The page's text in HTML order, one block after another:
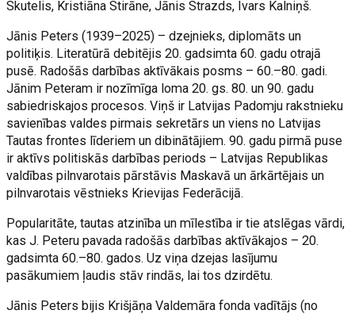
Skutelis, Kristiāna Stirāne, Jānis Strazds, Ivars Kalniņš.
Jānis Peters (1939–2025) – dzejnieks, diplomāts un
politiķis. Literatūrā debitējis 20. gadsimta 60. gadu otrajā
pusē. Radošās darbības aktīvākais posms – 60.–80. gadi.
Jānim Peteram ir nozīmīga loma 20. gs. 80. un 90. gadu
sabiedriskajos procesos. Viņš ir Latvijas Padomju rakstnieku
savienības valdes pirmais sekretārs un viens no Latvijas
Tautas frontes līderiem un dibinātājiem. 90. gadu pirmā puse
ir aktīvs politiskās darbības periods – Latvijas Republikas
valdības pilnvarotais pārstāvis Maskavā un ārkārtējais un
pilnvarotais vēstnieks Krievijas Federācijā.
Popularitāte, tautas atzinība un mīlestība ir tie atslēgas vārdi,
kas J. Peteru pavada radošās darbības aktīvākajos – 20.
gadsimta 60.–80. gados. Uz viņa dzejas lasījumu
pasākumiem ļaudis stāv rindās, lai tos dzirdētu.
Jānis Peters bijis Krišjāņa Valdemāra fonda vadītājs (no